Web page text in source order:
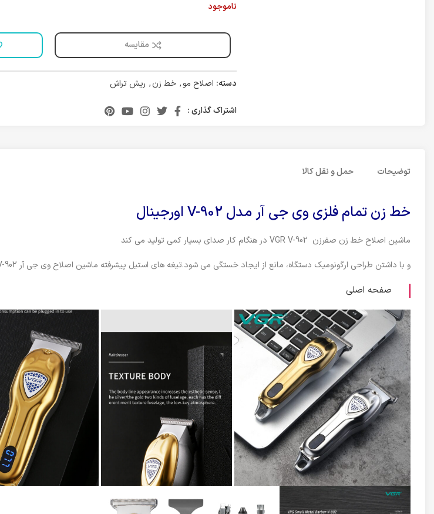
ناموجود
مقایسه
دسته: اصلاح مو, خط زن, ریش تراش
اشتراک گذاری :
توضیحات حمل و نقل کالا
خط زن تمام فلزی وی جی آر مدل V-902 اورجینال
ماشین اصلاح خط زن صفرزن VGR V-902 در هنگام کار صدای بسیار کمی تولید می کند
و با داشتن طراحی ارگونومیک دستگاه، مانع از ایجاد خستگی می شود.تیغه های استیل پیشرفته ماشین اصلاح وی جی آر V-902 قابلیت خودتیز شوندگی دارند.
صفحه اصلی